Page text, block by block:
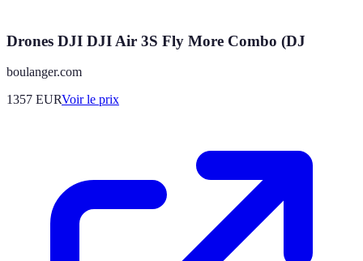
Drones DJI DJI Air 3S Fly More Combo (DJ
boulanger.com
1357 EURVoir le prix